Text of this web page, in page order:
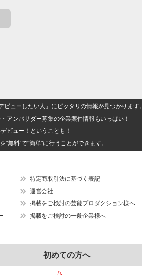
ューしたい人」にピッタリの情報が見つかります。
アンバサダー募集の企業案件情報もいっぱい！
ビュー！ということも！
無料"で"簡単"に行うことができます。
特定商取引法に基づく表記
運営会社
掲載をご検討の芸能プロダクション様へ
掲載をご検討の一般企業様へ
初めての方へ